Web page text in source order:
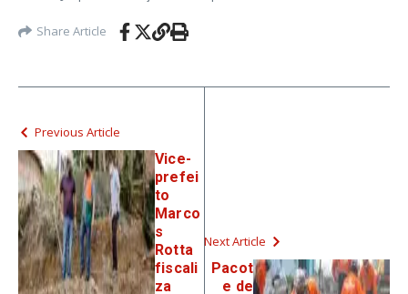
Share Article
Previous Article
Vice-
prefei
to
Marco
s
Rotta
fiscali
za
Next Article
Pacot
e de